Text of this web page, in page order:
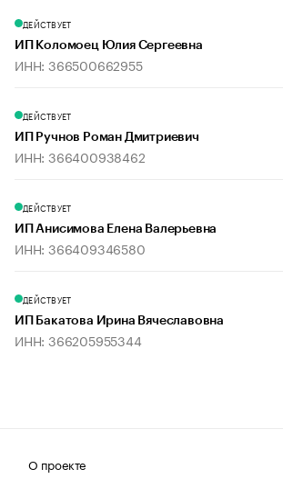
ДЕЙСТВУЕТ
ИП Коломоец Юлия Сергеевна
ИНН: 366500662955
ДЕЙСТВУЕТ
ИП Ручнов Роман Дмитриевич
ИНН: 366400938462
ДЕЙСТВУЕТ
ИП Анисимова Елена Валерьевна
ИНН: 366409346580
ДЕЙСТВУЕТ
ИП Бакатова Ирина Вячеславовна
ИНН: 366205955344
О проекте